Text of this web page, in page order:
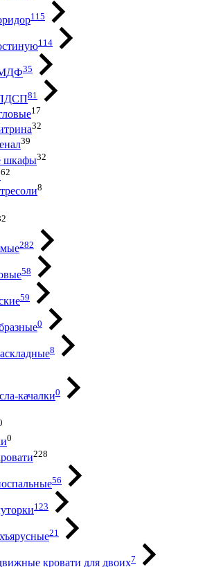
115
114
35
81
17
32
39
шкафы32
62
8
282
58
59
0
8
качалки0
0
228
56
123
21
кровати для двоих7